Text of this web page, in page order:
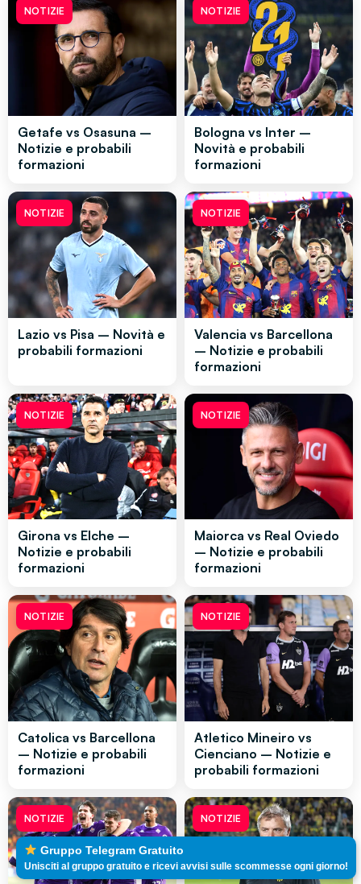
NOTIZIE
Getafe vs Osasuna –
Notizie e probabili
formazioni
NOTIZIE
Bologna vs Inter –
Novità e probabili
formazioni
NOTIZIE
Lazio vs Pisa – Novità e
probabili formazioni
NOTIZIE
Valencia vs Barcellona
– Notizie e probabili
formazioni
NOTIZIE
Girona vs Elche –
Notizie e probabili
formazioni
NOTIZIE
Maiorca vs Real Oviedo
– Notizie e probabili
formazioni
NOTIZIE
Catolica vs Barcellona
– Notizie e probabili
formazioni
NOTIZIE
Atletico Mineiro vs
Cienciano – Notizie e
probabili formazioni
NOTIZIE NOTIZIE
Gruppo Telegram Gratuito
Unisciti al gruppo gratuito e ricevi avvisi sulle scommesse ogni giorno!